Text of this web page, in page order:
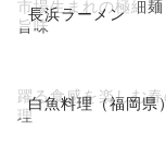
長浜ラーメン
市場生まれの極細
旨味
白魚料理（福岡県
躍る食感を楽しむ
理